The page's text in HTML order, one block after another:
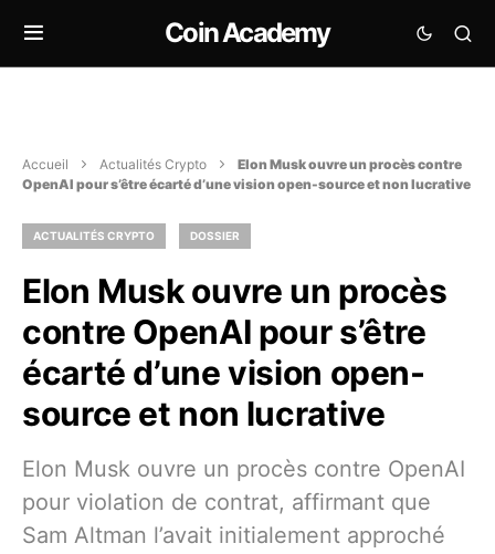
Coin Academy
Accueil Actualités Crypto
Elon Musk ouvre un procès contre
OpenAI pour s’être écarté d’une vision open-source et non lucrative
ACTUALITÉS CRYPTO DOSSIER
Elon Musk ouvre un procès
contre OpenAI pour s’être
écarté d’une vision open-
source et non lucrative
Elon Musk ouvre un procès contre OpenAI
pour violation de contrat, affirmant que
Sam Altman l’avait initialement approché